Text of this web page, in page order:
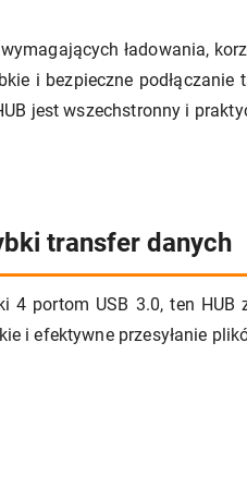
ładowania,
i bezpieczne
jest wszechstronny i
transfer danych
4 portom USB 3.0, ten
i efektywne przesyłanie